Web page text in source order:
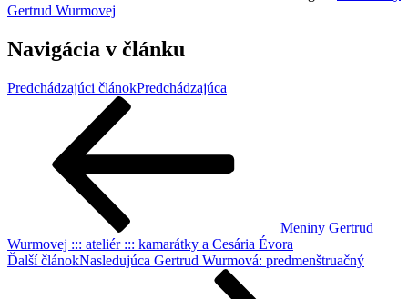
Gertrud Wurmovej
Navigácia v článku
Predchádzajúci článokPredchádzajúca
Meniny Gertrud
Wurmovej ::: ateliér ::: kamarátky a Cesária Évora
Ďalší článokNasledujúca Gertrud Wurmová: predmenštruačný